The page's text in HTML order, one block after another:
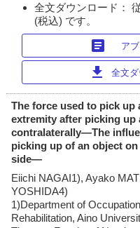
全文ダウンロード：
(税込) です。
article ア
download 全文
The force used to pick
extremity after picking up
contralaterally―The
picking up of an object
side―
Eiichi NAGAI1), Ayako
YOSHIDA4)
1)Department of
Rehabilitation, Aino